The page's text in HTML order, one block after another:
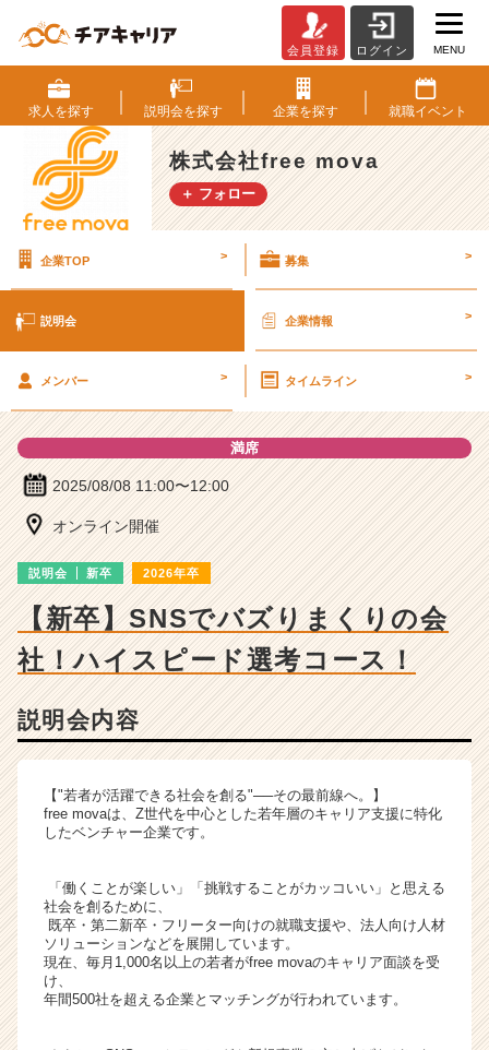
式
会
社
f
r
e
v
説
ベ
ャ
ー・
成
長
企
業
ス
ウ
ト
が
く
活
サ
ト
会員登録 ログイン MENU
求人を探す 説明会を探す 企業を探す 就職イベント
株式会社free mova
＋ フォロー
企業TOP > 募集 >
説明会 企業情報 >
メンバー > タイムライン >
満席
2025/08/08 11:00〜12:00
オンライン開催
説明会 新卒 2026年卒
【新卒】SNSでバズりまくりの会
社！ハイスピード選考コース！
説明会内容
【"若者が活躍できる社会を創る"──その最前線へ。】
free movaは、Z世代を中心とした若年層のキャリア支援に特化
したベンチャー企業です。
「働くことが楽しい」「挑戦することがカッコいい」と思える
社会を創るために、
既卒・第二新卒・フリーター向けの就職支援や、法人向け人材
ソリューションなどを展開しています。
現在、毎月1,000名以上の若者がfree movaのキャリア面談を受
け、
年間500社を超える企業とマッチングが行われています。